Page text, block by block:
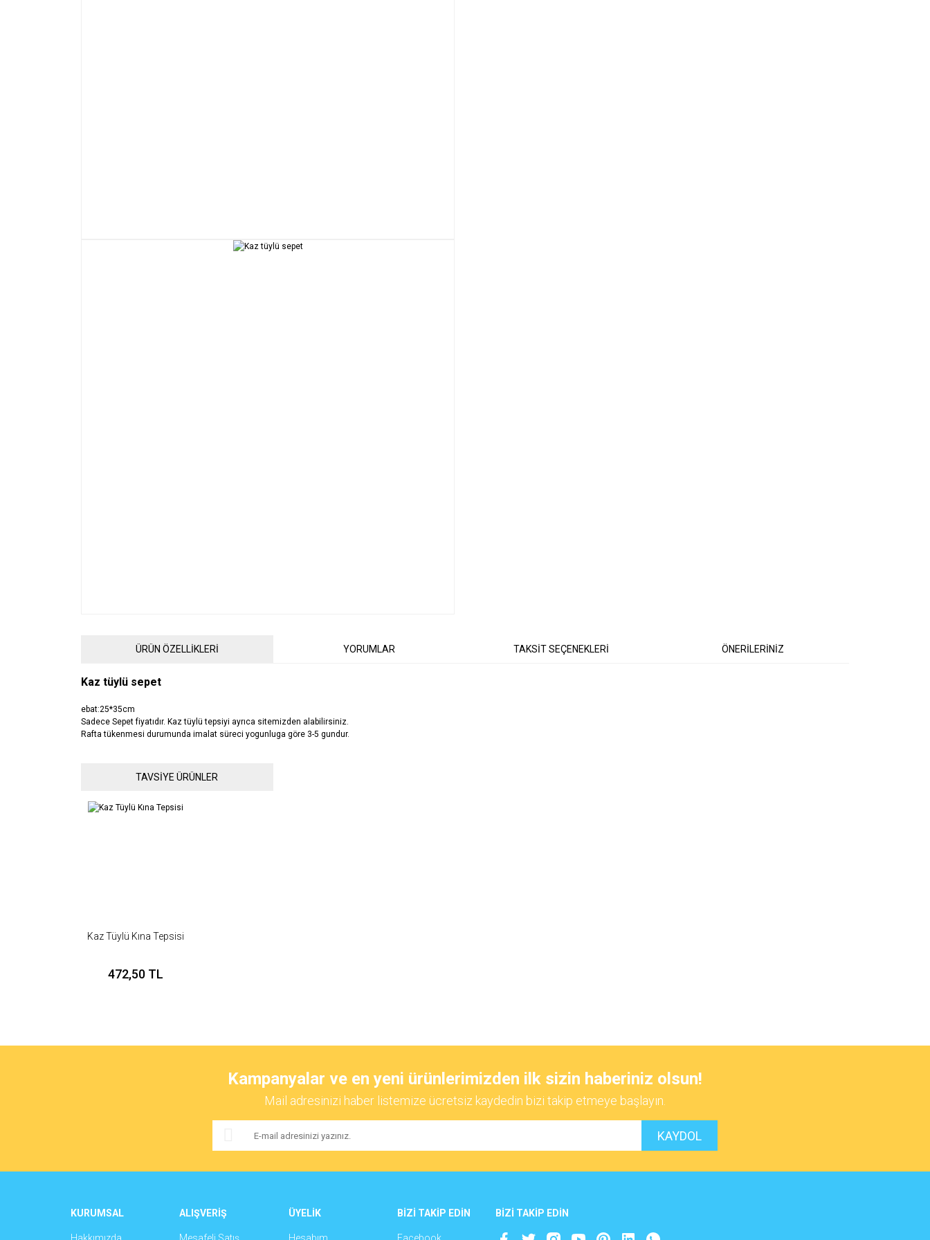
ÜRÜN ÖZELLİKLERİ YORUMLAR TAKSİT SEÇENEKLERİ ÖNERİLERİNİZ
Kaz tüylü sepet
ebat:25*35cm
Sadece Sepet fiyatıdır. Kaz tüylü tepsiyi ayrıca sitemizden alabilirsiniz.
Rafta tükenmesi durumunda imalat süreci yogunluga göre 3-5 gundur.
Bu ürünün fiyat bilgisi, resim, ürün açıklamalarında ve diğer konularda yetersiz gördüğünüz noktaları öneri formunu kullanarak tarafımıza iletebilirsiniz.
Görüş ve önerileriniz için teşekkür ederiz.
TAVSİYE ÜRÜNLER
Kaz Tüylü Kına Tepsisi
472,50 TL
Kampanyalar ve en yeni ürünlerimizden ilk sizin haberiniz olsun!
Mail adresinizi haber listemize ücretsiz kaydedin bizi takip etmeye başlayın.
KAYDOL
KURUMSAL ALIŞVERİŞ ÜYELİK BİZİ TAKİP EDİN BİZİ TAKİP EDİN